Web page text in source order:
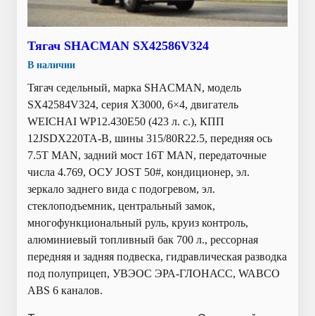
Тягач SHACMAN SX42586V324
В наличии
Тягач седельный, марка SHACMAN, модель
SX42584V324, серия Х3000, 6×4, двигатель
WEICHAI WP12.430E50 (423 л. с.), КПП
12JSDX220TA-B, шины 315/80R22.5, передняя ось
7.5T MAN, задний мост 16T MAN, передаточные
числа 4.769, ОСУ JOST 50#, кондиционер, эл.
зеркало заднего вида с подогревом, эл.
стеклоподъемник, центральный замок,
многофункциональный руль, круиз контроль,
алюминиевый топливный бак 700 л., рессорная
передняя и задняя подвеска, гидравлическая разводка
под полуприцеп, УВЭОС ЭРА-ГЛОНАСС, WABCO
ABS 6 каналов.